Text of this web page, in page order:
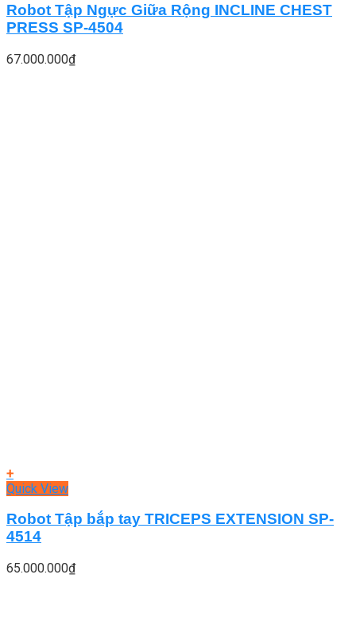
Robot Tập Ngực Giữa Rộng INCLINE CHEST
PRESS SP-4504
67.000.000₫
+
Quick View
Robot Tập bắp tay TRICEPS EXTENSION SP-
4514
65.000.000₫